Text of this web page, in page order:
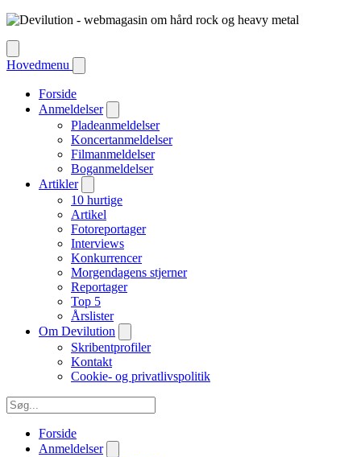
Hovedmenu
Forside
Anmeldelser
Pladeanmeldelser
Koncertanmeldelser
Filmanmeldelser
Boganmeldelser
Artikler
10 hurtige
Artikel
Fotoreportager
Interviews
Konkurrencer
Morgendagens stjerner
Reportager
Top 5
Årslister
Om Devilution
Skribentprofiler
Kontakt
Cookie- og privatlivspolitik
Forside
Anmeldelser